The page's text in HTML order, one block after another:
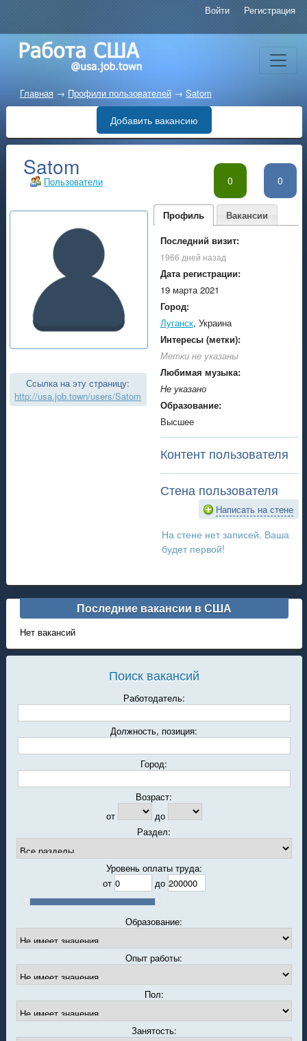
Войти Регистрация
Главная → Профили пользователей→ Satom
Добавить вакансию
0 0
Пользователи
Satom
Ссылка на эту страницу:
http://usa.job.town/users/Satom
Профиль
Вакансии
Последний визит:
1966 дней назад
Дата регистрации:
19 марта 2021
Город:
Луганск, Украина
Интересы (метки):
Метки не указаны
Любимая музыка:
Не указано
Образование:
Высшее
Контент пользователя
Стена пользователя
Написать на стене
На стене нет записей. Ваша
будет первой!
Последние вакансии в США
Нет вакансий
Поиск вакансий
Работодатель:
Должность, позиция:
Город:
Возраст:
от
до
Раздел:
Уровень оплаты труда:
от
до
Образование:
Опыт работы:
Пол:
Занятость: